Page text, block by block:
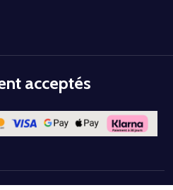
acceptés